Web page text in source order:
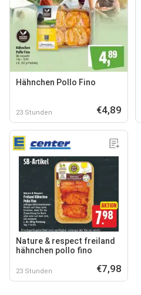
Hähnchen Pollo Fino
23 Stunden €4,89
Nature & respect freiland
hähnchen pollo fino
23 Stunden €7,98